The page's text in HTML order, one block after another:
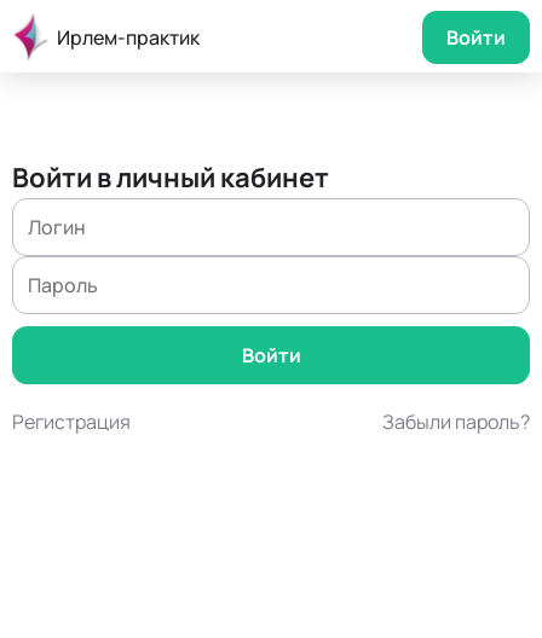
Ирлем-практик Войти
Войти в личный кабинет
Регистрация Забыли пароль?